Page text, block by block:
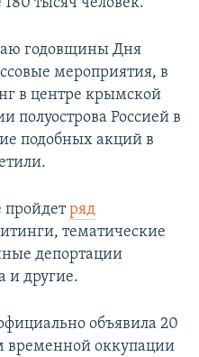
тысяч человек.
годовщины Дня
мероприятия, в
в центре крымской
полуострова Россией в
подобных акций в
пройдетряд
тематические
депортации
и другие.
объявила 20
временной оккупации